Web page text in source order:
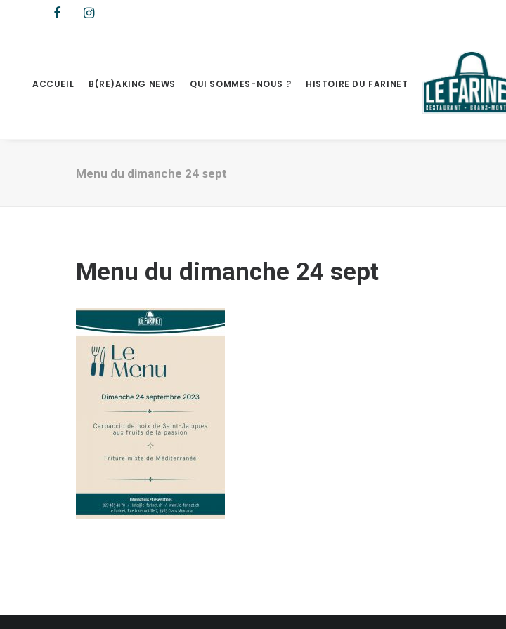
ACCUEIL B(RE)AKING NEWS QUI SOMMES-NOUS ? HISTOIRE DU FARINET
Menu du dimanche 24 sept
Menu du dimanche 24 sept